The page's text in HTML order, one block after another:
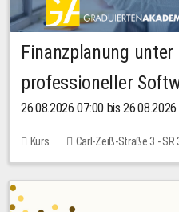
Finanzplanung unter
professioneller
26.08.2026 07:00 bis
Kurs Carl-Zeiß-Straße 3 - SR
20,00 EUR